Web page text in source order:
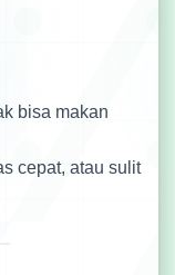
bisa makan
cepat, atau sulit